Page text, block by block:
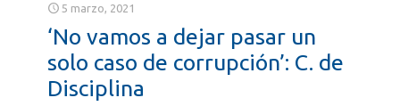
5 marzo, 2021
‘No vamos a dejar pasar un
solo caso de corrupción’: C. de
Disciplina